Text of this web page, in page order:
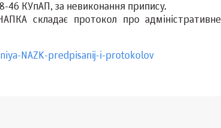
КУпАП, за невиконання припису.
складає протокол про адміністративне
NAZK-predpisanij-i-protokolov